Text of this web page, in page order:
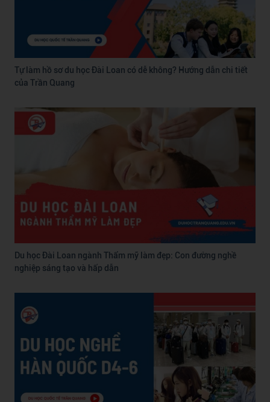
Tự làm hồ sơ du học Đài Loan có dễ không? Hướng dẫn chi tiết
của Trần Quang
Du học Đài Loan ngành Thẩm mỹ làm đẹp: Con đường nghề
nghiệp sáng tạo và hấp dẫn